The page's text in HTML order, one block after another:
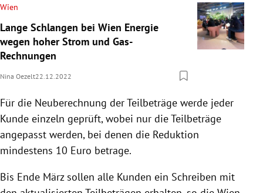
Wien
Lange Schlangen bei Wien Energie
wegen hoher Strom und Gas-
Rechnungen
Nina Oezelt22.12.2022
Für die Neuberechnung der Teilbeträge werde jeder
Kunde einzeln geprüft, wobei nur die Teilbeträge
angepasst werden, bei denen die Reduktion
mindestens 10 Euro betrage.
Bis Ende März sollen alle Kunden ein Schreiben mit